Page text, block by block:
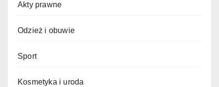
Akty prawne
Odzież i obuwie
Sport
Kosmetyka i uroda